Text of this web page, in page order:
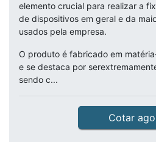
elemento crucial para realizar a
de dispositivos em geral e da
usados pela empresa.
O produto é fabricado em
e se destaca por
sendo c...
Cotar